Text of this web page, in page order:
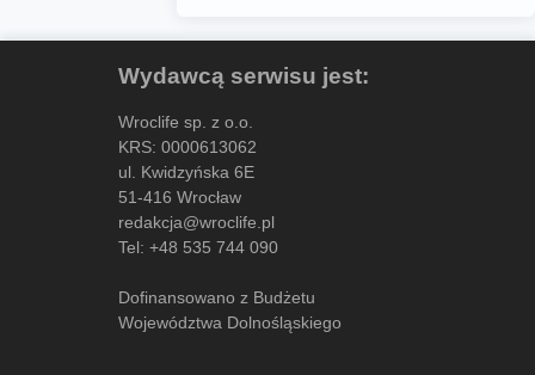
Wydawcą serwisu jest:
Wroclife sp. z o.o.
KRS: 0000613062
ul. Kwidzyńska 6E
51-416 Wrocław
redakcja@wroclife.pl
Tel: +48 535 744 090
Dofinansowano z Budżetu
Województwa Dolnośląskiego